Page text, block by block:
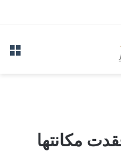
مكانتها